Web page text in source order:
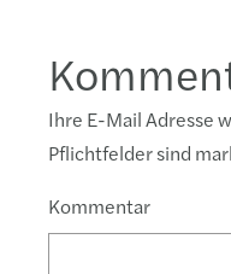
Ihre E-Mail Adresse
Pflichtfelder sind
Kommentar